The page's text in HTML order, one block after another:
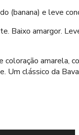
(banana) e leve
Baixo amargor.
coloração amarela,
Um clássico da